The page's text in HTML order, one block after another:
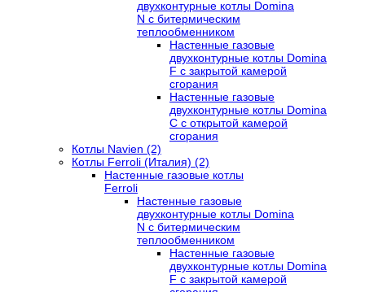
двухконтурные котлы Domina
N с битермическим
теплообменником
Настенные газовые
двухконтурные котлы Domina
F с закрытой камерой
сгорания
Настенные газовые
двухконтурные котлы Domina
C с открытой камерой
сгорания
Котлы Navien (2)
Котлы Ferroli (Италия) (2)
Настенные газовые котлы
Ferroli
Настенные газовые
двухконтурные котлы Domina
N с битермическим
теплообменником
Настенные газовые
двухконтурные котлы Domina
F с закрытой камерой